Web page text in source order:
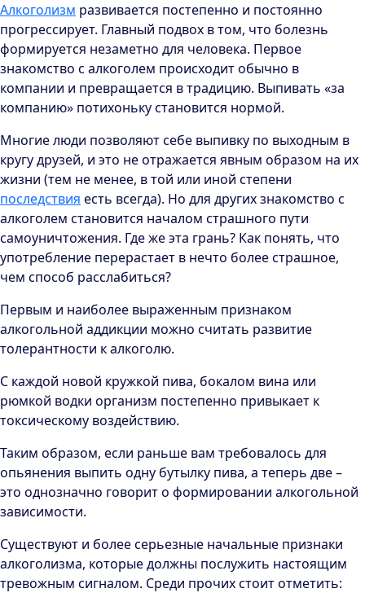
Алкоголизм развивается постепенно и постоянно
прогрессирует. Главный подвох в том, что болезнь
формируется незаметно для человека. Первое
знакомство с алкоголем происходит обычно в
компании и превращается в традицию. Выпивать «за
компанию» потихоньку становится нормой.
Многие люди позволяют себе выпивку по выходным в
кругу друзей, и это не отражается явным образом на их
жизни (тем не менее, в той или иной степени
последствия есть всегда). Но для других знакомство с
алкоголем становится началом страшного пути
самоуничтожения. Где же эта грань? Как понять, что
употребление перерастает в нечто более страшное,
чем способ расслабиться?
Первым и наиболее выраженным признаком
алкогольной аддикции можно считать развитие
толерантности к алкоголю.
С каждой новой кружкой пива, бокалом вина или
рюмкой водки организм постепенно привыкает к
токсическому воздействию.
Таким образом, если раньше вам требовалось для
опьянения выпить одну бутылку пива, а теперь две –
это однозначно говорит о формировании алкогольной
зависимости.
Существуют и более серьезные начальные признаки
алкоголизма, которые должны послужить настоящим
тревожным сигналом. Среди прочих стоит отметить: